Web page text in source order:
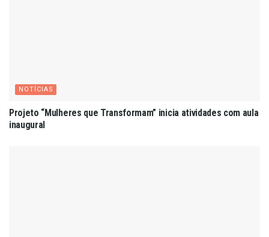
NOTÍCIAS
Projeto “Mulheres que Transformam” inicia atividades com aula
inaugural